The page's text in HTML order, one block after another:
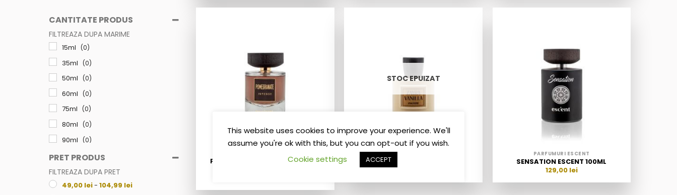
CANTITATE PRODUS
FILTREAZA DUPA MARIME
15ml (0)
35ml (0)
50ml (0)
60ml (0)
75ml (0)
80ml (0)
90ml (0)
100ml (6)
105ml (0)
250ml (0)
PRET PRODUS
FILTREAZA DUPA PRET
49,00 lei- 104,99 lei
POMEGRANATE INTENSE ESCENT
STOC EPUIZAT
PARFUMURI ESCENT
ZAYRA VANILLA ESCENT 100ML
129,00
PARFUMURI ESCENT
SENSATION ESCENT 100ML
129,00 lei
This website uses cookies to improve your experience. We'll
assume you're ok with this, but you can opt-out if you wish.
Cookie settings
ACCEPT